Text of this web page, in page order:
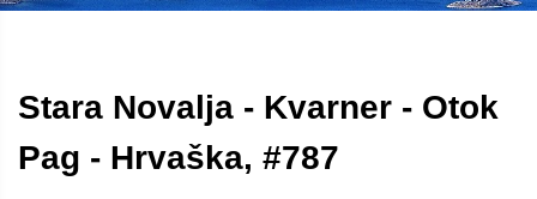
Stara Novalja - Kvarner - Otok
Pag - Hrvaška, #787